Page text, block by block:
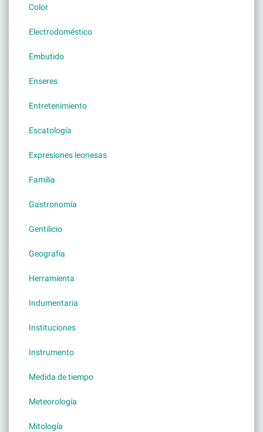
Color
Electrodoméstico
Embutido
Enseres
Entretenimiento
Escatología
Expresiones leonesas
Familia
Gastronomía
Gentilicio
Geografía
Herramienta
Indumentaria
Instituciones
Instrumento
Medida de tiempo
Meteorología
Mitología